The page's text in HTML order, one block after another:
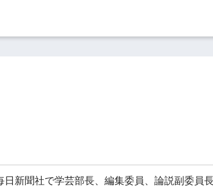
新聞社で学芸部長、編集委員、論説副委員